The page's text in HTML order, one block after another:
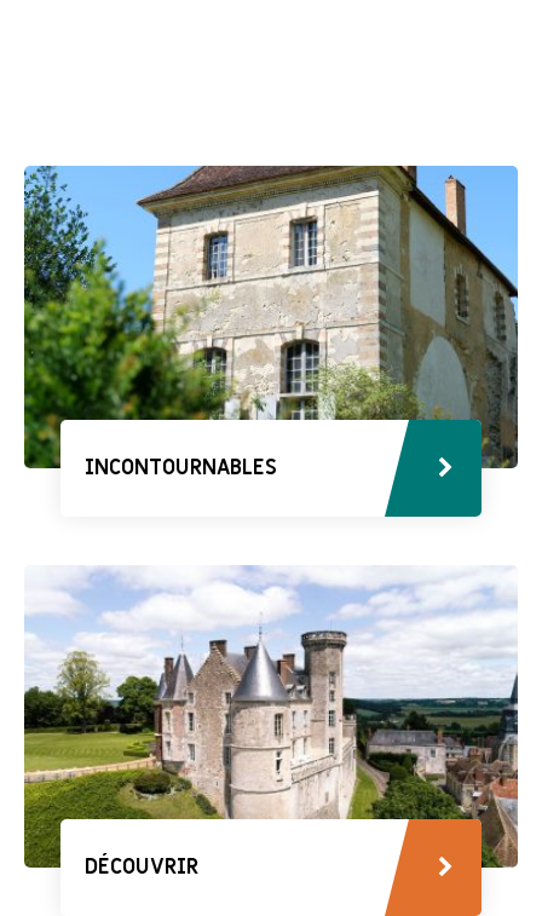
INCONTOURNABLES
DÉCOUVRIR